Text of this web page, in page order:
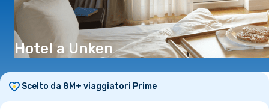
Hotel a Unken
Scelto da 8M+ viaggiatori Prime